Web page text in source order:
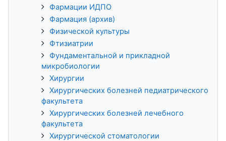
Фармации ИДПО
Фармация (архив)
Физической культуры
Фтизиатрии
Фундаментальной и прикладной
микробиологии
Хирургии
Хирургических болезней педиатрического
факультета
Хирургических болезней лечебного
факультета
Хирургической стоматологии